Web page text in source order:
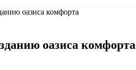
оазиса комфорта
оазиса комфорта